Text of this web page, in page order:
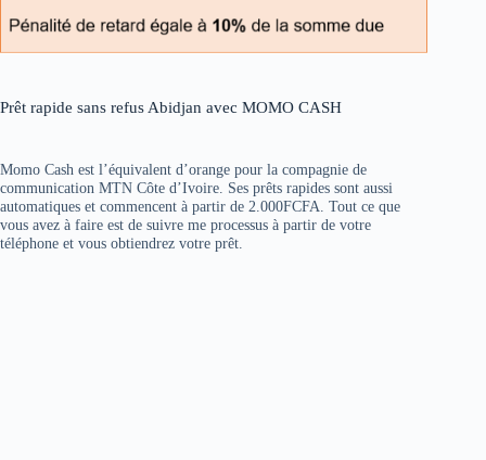
Prêt rapide sans refus Abidjan avec MOMO CASH
Momo Cash est l’équivalent d’orange pour la compagnie de
communication MTN Côte d’Ivoire. Ses prêts rapides sont aussi
automatiques et commencent à partir de 2.000FCFA. Tout ce que
vous avez à faire est de suivre me processus à partir de votre
téléphone et vous obtiendrez votre prêt.